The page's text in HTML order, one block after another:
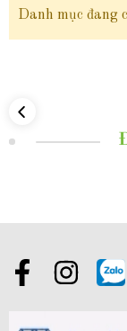
trang sức tinh
mắn cho người
và phong cách
HOT
- Chương
Danh mục đang